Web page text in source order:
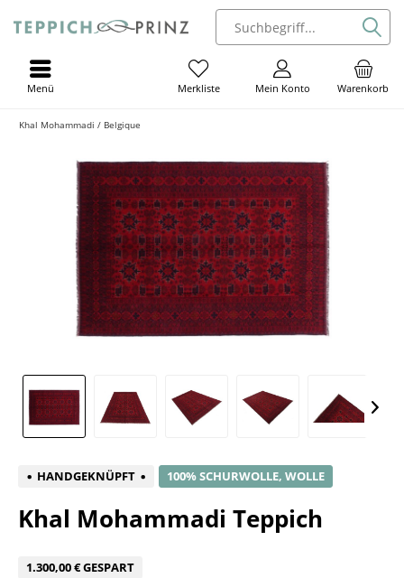
Warenkorb
Mein Konto
Merkliste
Menü
Khal Mohammadi / Belgique
HANDGEKNÜPFT 100% SCHURWOLLE, WOLLE
Khal Mohammadi Teppich
1.300,00 € GESPART